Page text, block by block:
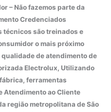
– Não fazemos parte da
Credenciados
técnicos são treinados e
o mais próximo
de atendimento de
Electrolux, Utilizando
ferramentas
Atendimento ao Cliente
região metropolitana de São